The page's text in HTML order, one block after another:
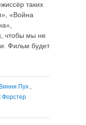
таких
«Война
чтобы мы не
Фильм будет
Винни Пух ,
Форстер